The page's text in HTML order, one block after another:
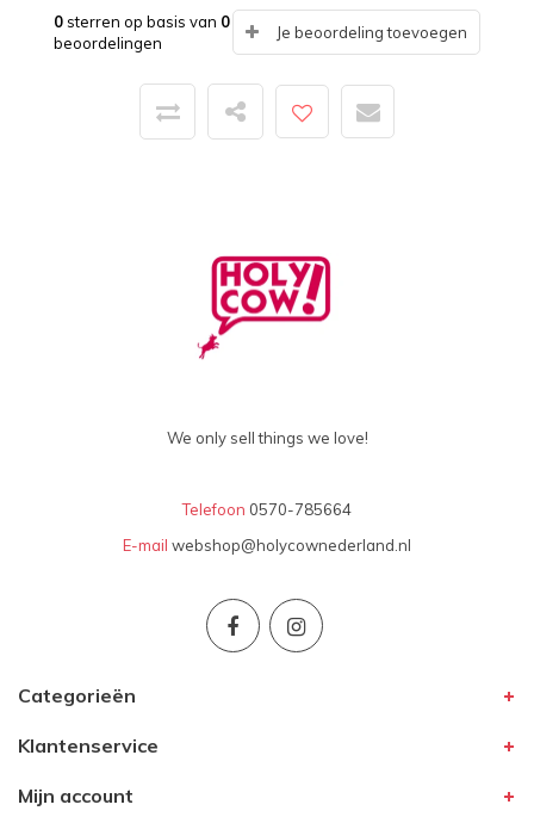
0sterren op basis van 0
beoordelingen
Je beoordeling toevoegen
We only sell things we love!
Telefoon 0570-785664
E-mail webshop@holycownederland.nl
Categorieën
Klantenservice
Mijn account